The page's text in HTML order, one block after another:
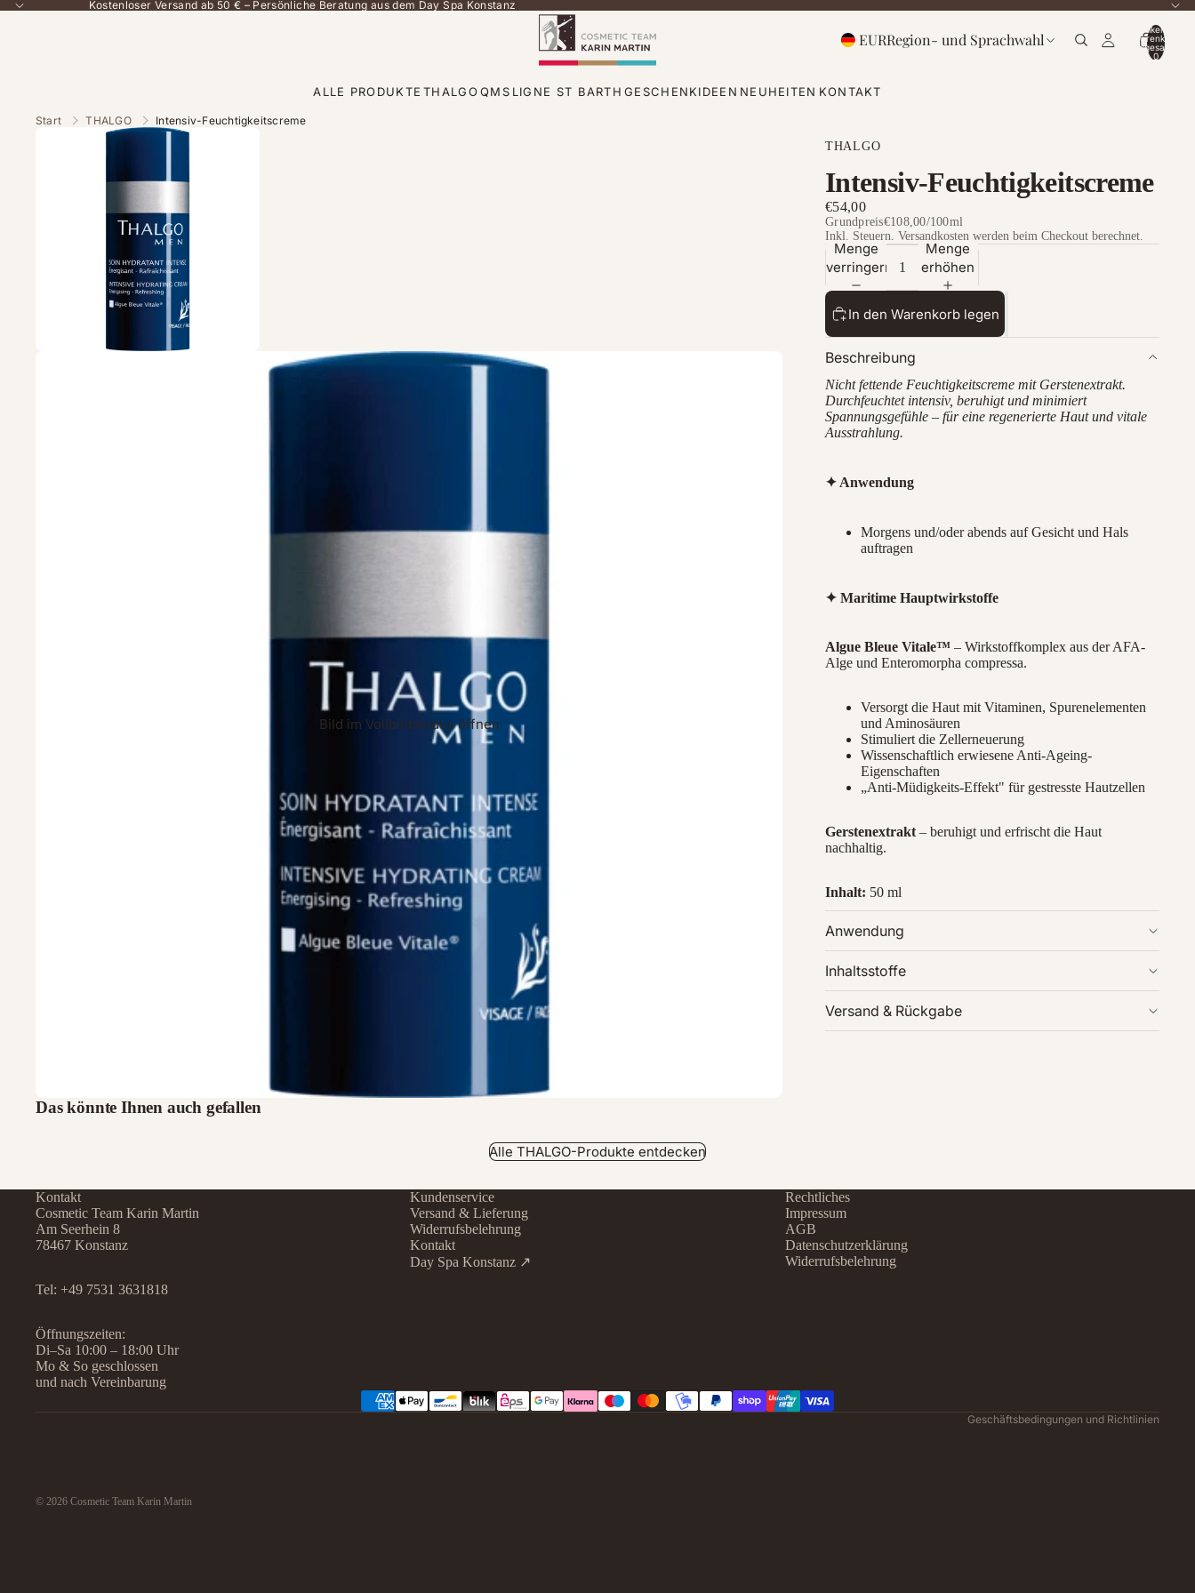
Kostenloser Versand ab 50 € – Persönliche Beratung aus dem Day Spa Konstanz
EURRegion- und Sprachwahl
Artikel im
Warenkorb
insgesamt:
0
ALLE PRODUKTE THALGOQMS LIGNE ST BARTH GESCHENKIDEEN NEUHEITEN KONTAKT
Start THALGO Intensiv-Feuchtigkeitscreme
Bild im Vollbildmodus öffnen
THALGO
Intensiv-Feuchtigkeitscreme
€54,00
Grundpreis€108,00/100ml
Inkl. Steuern. Versandkosten werden beim Checkout berechnet.
Menge
verringern
Menge
erhöhen
In den Warenkorb legen
Beschreibung
Nicht fettende Feuchtigkeitscreme mit Gerstenextrakt.
Durchfeuchtet intensiv, beruhigt und minimiert
Spannungsgefühle – für eine regenerierte Haut und vitale
Ausstrahlung.
✦ Anwendung
Morgens und/oder abends auf Gesicht und Hals
auftragen
✦ Maritime Hauptwirkstoffe
Algue Bleue Vitale™ – Wirkstoffkomplex aus der AFA-
Alge und Enteromorpha compressa.
Versorgt die Haut mit Vitaminen, Spurenelementen
und Aminosäuren
Stimuliert die Zellerneuerung
Wissenschaftlich erwiesene Anti-Ageing-
Eigenschaften
„Anti-Müdigkeits-Effekt" für gestresste Hautzellen
Gerstenextrakt – beruhigt und erfrischt die Haut
nachhaltig.
Inhalt: 50 ml
Anwendung
Inhaltsstoffe
Versand & Rückgabe
Das könnte Ihnen auch gefallen
Alle THALGO-Produkte entdecken
Kontakt
Cosmetic Team Karin Martin
Am Seerhein 8
78467 Konstanz
Tel: +49 7531 3631818
Öffnungszeiten:
Di–Sa 10:00 – 18:00 Uhr
Mo & So geschlossen
und nach Vereinbarung
Kundenservice
Versand & Lieferung
Widerrufsbelehrung
Kontakt
Day Spa Konstanz ↗
Rechtliches
Impressum
AGB
Datenschutzerklärung
Widerrufsbelehrung
© 2026 Cosmetic Team Karin Martin
Geschäftsbedingungen und Richtlinien